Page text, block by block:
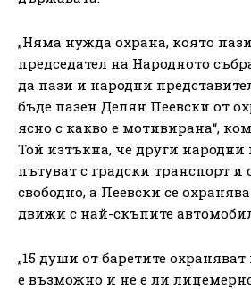
„Няма нужда охрана, която
председател на Народното
да пази и народни
бъде пазен Делян Пеевски от
ясно с какво е мотивирана“,
Той изтъкна, че други народни
пътуват с градски транспорт и
свободно, а Пеевски се
движи с най-скъпите
„15 души от баретите охраняват
е възможно и не е ли